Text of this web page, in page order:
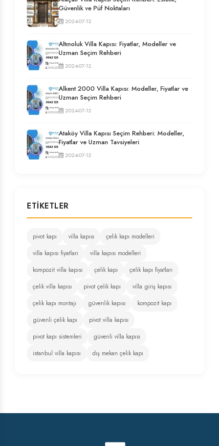
Güvenlik ve Püf Noktaları
2024-07-12
Altınoluk Villa Kapısı: Fiyatlar, Modeller ve
Uzman Seçim Rehberi
2024-07-12
Alkent 2000 Villa Kapısı: Modeller, Fiyatlar ve
Uzman Seçim Rehberi
2024-07-12
Ataköy Villa Kapısı Seçim Rehberi: Modeller,
Fiyatlar ve Uzman Tavsiyeleri
2024-07-12
ETIKETLER
pivot kapı villa kapısı
çelik kapı modelleri
villa kapısı fiyatları
villa kapısı modelleri
kompozit villa kapısı
çelik kapı
çelik kapı fiyatları
çelik villa kapısı
pivot çelik kapı
villa giriş kapısı
çelik kapı montajı
güvenlik kapısı
kompozit kapı
güvenli çelik kapı
pivot villa kapısı
pivot kapı sistemleri
güvenli villa kapısı
istanbul villa kapısı
dış mekan çelik kapı